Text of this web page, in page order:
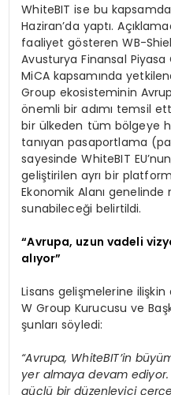
WhiteBIT ise bu kapsamda
Haziran’da yaptı.
faaliyet gösteren WB-
Avusturya Finansal
MiCA kapsamında
Group ekosisteminin
önemli bir adımı temsil
bir ülkeden tüm bölgeye
tanıyan pasaportlama
sayesinde WhiteBIT
geliştirilen ayrı bir
Ekonomik Alanı
sunabileceği belirtildi.
“Avrupa, uzun vadeli
alıyor”
Lisans gelişmelerine
W Group Kurucusu ve
şunları söyledi:
“Avrupa, WhiteBIT’in
yer almaya devam ediyor.
güçlü bir düzenleyici